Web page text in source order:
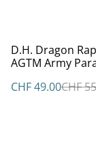
%
D.H. Dragon Rapide G-
AGTM Army
CHF 49.00CHF